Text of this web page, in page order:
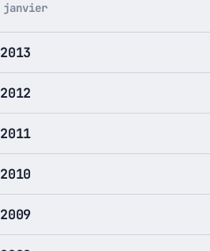
janvier
2013
2012
2011
2010
2009